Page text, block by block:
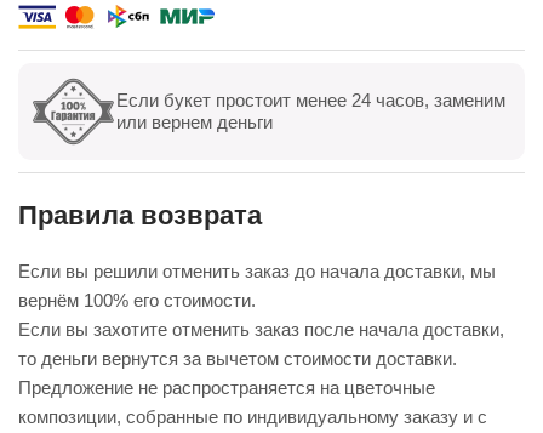
доставка. Огромное спасибо за настроение
Показать все Оставить отзыв
Если букет простоит менее 24 часов, заменим
или вернем деньги
Правила возврата
Если вы решили отменить заказ до начала доставки, мы
вернём 100% его стоимости.
Если вы захотите отменить заказ после начала доставки,
то деньги вернутся за вычетом стоимости доставки.
Предложение не распространяется на цветочные
композиции, собранные по индивидуальному заказу и с